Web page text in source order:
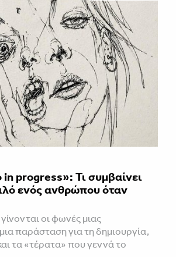
progress»: Τι συμβαίνει
ενός ανθρώπου όταν
οι φωνές μιας
παράσταση για τη δημιουργία,
τα «τέρατα» που γεννά το